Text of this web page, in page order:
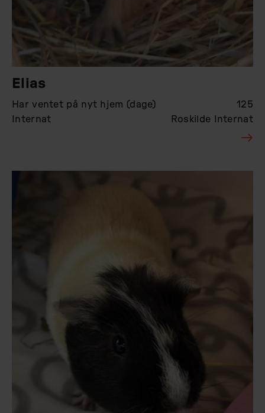
Elias
Har ventet på nyt hjem (dage)
125
Internat
Roskilde Internat